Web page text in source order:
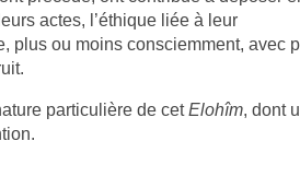
actes, l’éthique liée à leur
plus ou moins consciemment, avec
particulière de cetElohîm, dont